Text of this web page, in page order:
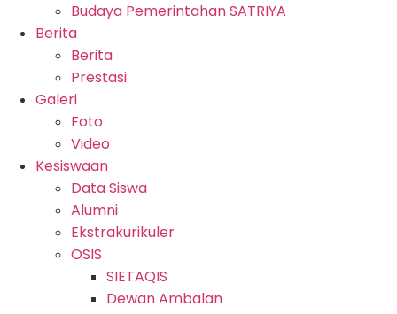
Budaya Pemerintahan SATRIYA
Berita
Berita
Prestasi
Galeri
Foto
Video
Kesiswaan
Data Siswa
Alumni
Ekstrakurikuler
OSIS
SIETAQIS
Dewan Ambalan